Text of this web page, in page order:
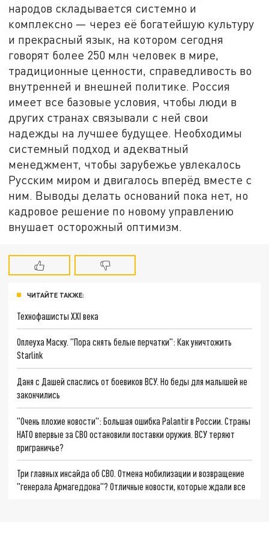
народов складывается системно и
комплексно — через её богатейшую культуру
и прекрасный язык, на котором сегодня
говорят более 250 млн человек в мире,
традиционные ценности, справедливость во
внутренней и внешней политике. Россия
имеет все базовые условия, чтобы люди в
других странах связывали с ней свои
надежды на лучшее будущее. Необходимы
системный подход и адекватный
менеджмент, чтобы зарубежье увлекалось
Русским миром и двигалось вперёд вместе с
ним. Выводы делать оснований пока нет, но
кадровое решение по новому управлению
внушает осторожный оптимизм.
ЧИТАЙТЕ ТАКЖЕ:
Технофашисты XXI века
Оплеуха Маску. "Пора снять белые перчатки": Как уничтожить
Starlink
Даня с Дашей спаслись от боевиков ВСУ. Но беды для малышей не
закончились
"Очень плохие новости": Большая ошибка Palantir в России. Страны
НАТО впервые за СВО остановили поставки оружия. ВСУ теряют
приграничье?
Три главных инсайда об СВО. Отмена мобилизации и возвращение
"генерала Армагеддона"? Отличные новости, которые ждали все